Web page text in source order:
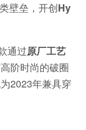
壁垒，开创Hy
通过原厂工艺
阶时尚的破圈
为2023年兼具穿